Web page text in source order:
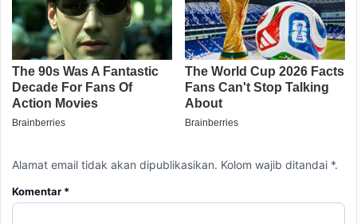
Alamat email tidak akan dipublikasikan. Kolom wajib ditandai *.
Komentar *